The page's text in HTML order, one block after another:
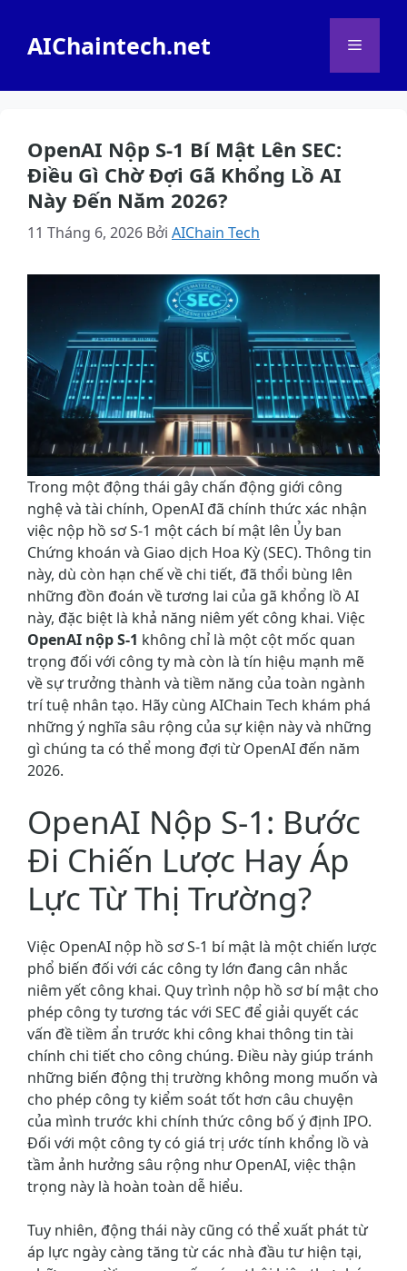
AIChaintech.net Menu
OpenAI Nộp S-1 Bí Mật Lên SEC:
Điều Gì Chờ Đợi Gã Khổng Lồ AI
Này Đến Năm 2026?
11 Tháng 6, 2026 Bởi AIChain Tech
Trong một động thái gây chấn động giới công
nghệ và tài chính, OpenAI đã chính thức xác nhận
việc nộp hồ sơ S-1 một cách bí mật lên Ủy ban
Chứng khoán và Giao dịch Hoa Kỳ (SEC). Thông tin
này, dù còn hạn chế về chi tiết, đã thổi bùng lên
những đồn đoán về tương lai của gã khổng lồ AI
này, đặc biệt là khả năng niêm yết công khai. Việc
OpenAI nộp S-1 không chỉ là một cột mốc quan
trọng đối với công ty mà còn là tín hiệu mạnh mẽ
về sự trưởng thành và tiềm năng của toàn ngành
trí tuệ nhân tạo. Hãy cùng AIChain Tech khám phá
những ý nghĩa sâu rộng của sự kiện này và những
gì chúng ta có thể mong đợi từ OpenAI đến năm
2026.
OpenAI Nộp S-1: Bước
Đi Chiến Lược Hay Áp
Lực Từ Thị Trường?
Việc OpenAI nộp hồ sơ S-1 bí mật là một chiến lược
phổ biến đối với các công ty lớn đang cân nhắc
niêm yết công khai. Quy trình nộp hồ sơ bí mật cho
phép công ty tương tác với SEC để giải quyết các
vấn đề tiềm ẩn trước khi công khai thông tin tài
chính chi tiết cho công chúng. Điều này giúp tránh
những biến động thị trường không mong muốn và
cho phép công ty kiểm soát tốt hơn câu chuyện
của mình trước khi chính thức công bố ý định IPO.
Đối với một công ty có giá trị ước tính khổng lồ và
tầm ảnh hưởng sâu rộng như OpenAI, việc thận
trọng này là hoàn toàn dễ hiểu.
Tuy nhiên, động thái này cũng có thể xuất phát từ
áp lực ngày càng tăng từ các nhà đầu tư hiện tại,